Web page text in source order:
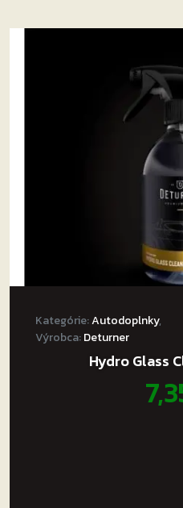
Kategórie:Autodoplnky,
Výrobca:Deturner
Hydro Glass